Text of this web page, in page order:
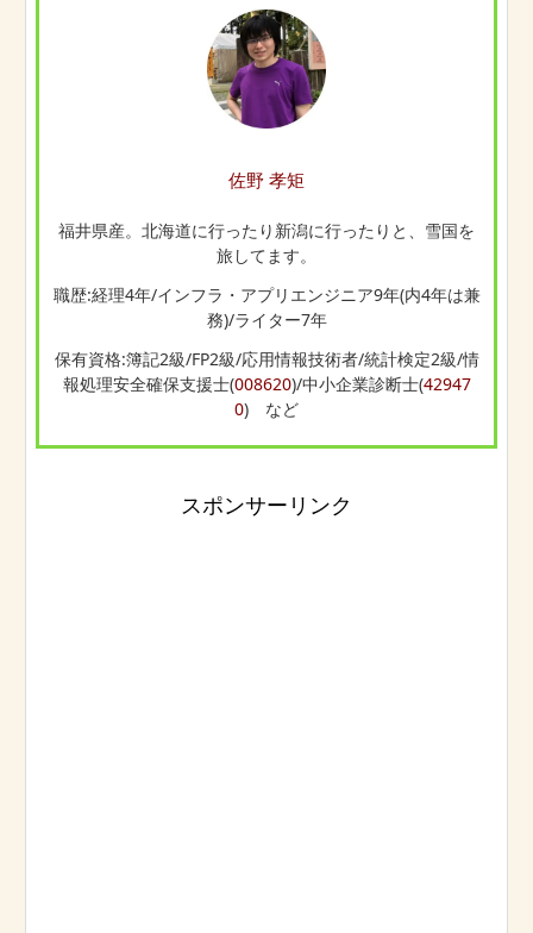
佐野 孝矩
福井県産。北海道に行ったり新潟に行ったりと、雪国を
旅してます。
職歴:経理4年/インフラ・アプリエンジニア9年(内4年は兼
務)/ライター7年
保有資格:簿記2級/FP2級/応用情報技術者/統計検定2級/情
報処理安全確保支援士(008620)/中小企業診断士(42947
0) など
スポンサーリンク